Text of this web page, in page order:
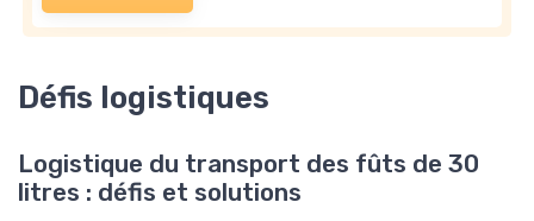
Défis logistiques
Logistique du transport des fûts de 30
litres : défis et solutions